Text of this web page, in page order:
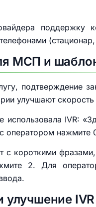
поддержку
МСП и
подтверждение
улучшают
использовала IVR:
оператором
с короткими
2. Для
улучшение IVR